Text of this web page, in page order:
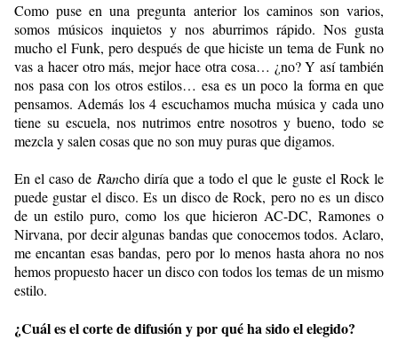
Como puse en una pregunta anterior los caminos son varios,
somos músicos inquietos y nos aburrimos rápido. Nos gusta
mucho el Funk, pero después de que hiciste un tema de Funk no
vas a hacer otro más, mejor hace otra cosa… ¿no? Y así también
nos pasa con los otros estilos… esa es un poco la forma en que
pensamos. Además los 4 escuchamos mucha música y cada uno
tiene su escuela, nos nutrimos entre nosotros y bueno, todo se
mezcla y salen cosas que no son muy puras que digamos.
En el caso de Rancho diría que a todo el que le guste el Rock le
puede gustar el disco. Es un disco de Rock, pero no es un disco
de un estilo puro, como los que hicieron AC-DC, Ramones o
Nirvana, por decir algunas bandas que conocemos todos. Aclaro,
me encantan esas bandas, pero por lo menos hasta ahora no nos
hemos propuesto hacer un disco con todos los temas de un mismo
estilo.
¿Cuál es el corte de difusión y por qué ha sido el elegido?